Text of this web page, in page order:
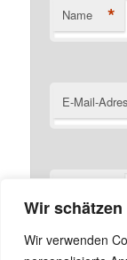
Wir
Wir verwenden
Name *
E-Mail-
Name, E-